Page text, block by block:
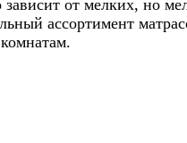
от мелких, но
ассортимент